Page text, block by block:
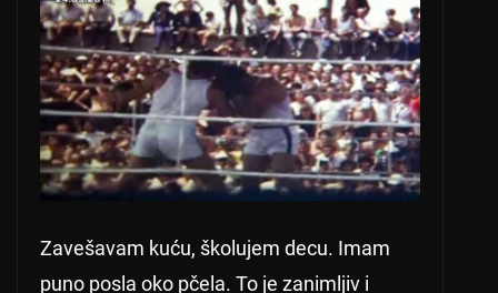
Zavešavam kuću, školujem decu. Imam
puno posla oko pčela. To je zanimljiv i